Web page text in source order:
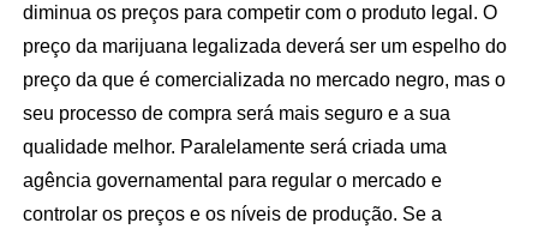
diminua os preços para competir com o produto legal. O
preço da marijuana legalizada deverá ser um espelho do
preço da que é comercializada no mercado negro, mas o
seu processo de compra será mais seguro e a sua
qualidade melhor. Paralelamente será criada uma
agência governamental para regular o mercado e
controlar os preços e os níveis de produção. Se a